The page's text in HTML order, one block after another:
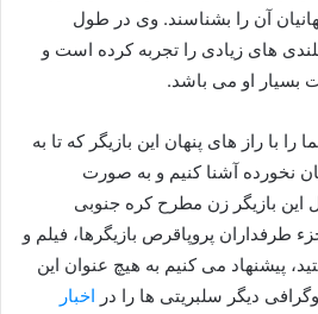
آن را بشناسند. وی در طول
های زیادی را تجربه کرده است و
او می باشد.
با راز های پنهان این بازیگر که تا به
نخورده آشنا کنیم و به صورت
این بازیگر زن مطرح کره جنوبی
طرفداران پروپاقرص بازیگرها، فیلم و
پیشنهاد می کنیم به هیچ عنوان این
دیگر سلبریتی ها را در اخبار